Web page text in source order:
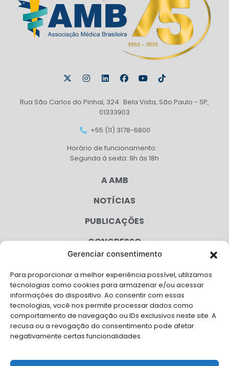
Gerenciar consentimento
Para proporcionar a melhor experiência possível, utilizamos
tecnologias como cookies para armazenar e/ou acessar
informações do dispositivo. Ao consentir com essas
tecnologias, você nos permite processar dados como
comportamento de navegação ou IDs exclusivos neste site. A
recusa ou a revogação do consentimento pode afetar
negativamente certas funcionalidades.
Rua São Carlos do Pinhal, 324 Bela Vista, São Paulo - SP,
01333903
+55 (11) 3178-6800
Horário de funcionamento:
Segunda à sexta: 9h às 18h
A AMB
NOTÍCIAS
PUBLICAÇÕES
CONGRESSO
CAMPANHAS
SERVIÇOS
FILIADAS
FALE CONOSCO